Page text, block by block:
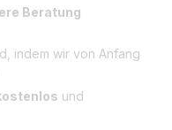
Beratung
indem wir von Anfang
und